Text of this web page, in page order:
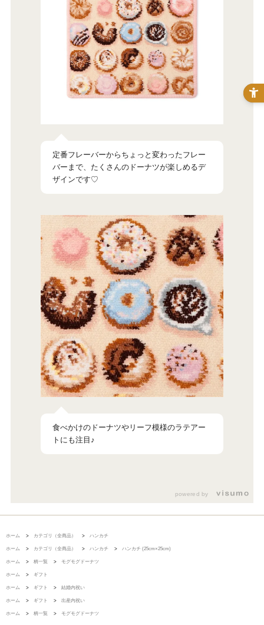
定番フレーバーからちょっと変わったフレー
バーまで、たくさんのドーナツが楽しめるデ
ザインです♡
食べかけのドーナツやリーフ模様のラテアー
トにも注目♪
powered by
ホーム > カテゴリ（全商品） > ハンカチ
ホーム > カテゴリ（全商品） > ハンカチ > ハンカチ (25cm×25cm)
ホーム > 柄一覧 > モグモグドーナツ
ホーム > ギフト
ホーム > ギフト > 結婚内祝い
ホーム > ギフト > 出産内祝い
ホーム > 柄一覧 > モグモグドーナツ